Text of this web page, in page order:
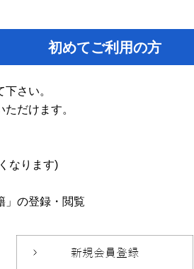
初めてご利用の方
さい。
だけます。
なります)
」の登録・閲覧